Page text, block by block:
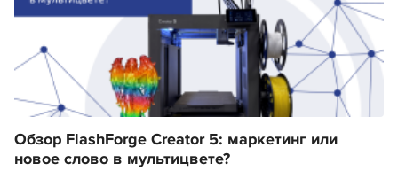
Обзор FlashForge Creator 5: маркетинг или
новое слово в мультицвете?